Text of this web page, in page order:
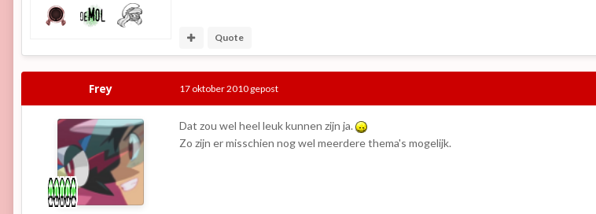
Quote
Frey 17 oktober 2010 gepost
Dat zou wel heel leuk kunnen zijn ja.
Zo zijn er misschien nog wel meerdere thema's mogelijk.